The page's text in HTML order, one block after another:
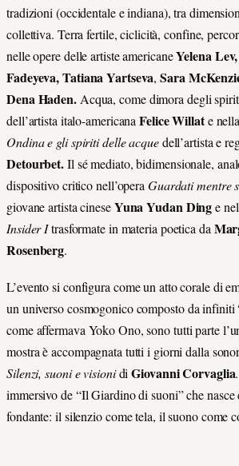
tradizioni (occidentale e indiana), tra
collettiva. Terra fertile, ciclicità, confine,
nelle opere delle artiste americaneYelena
Fadeyeva, Tatiana Yartseva,Sara
Dena Haden. Acqua, come dimora degli
dell’artista italo-americanaFelice Willate
Ondina e gli spiriti delle acquedell’artista e
Detourbet.Il sé mediato, bidimensionale,
dispositivo critico nell’opera Guardati mentre
giovane artista cineseYuna Yudan Dinge
Insider Itrasformate in materia poetica da
Rosenberg.
L’evento si configura come un atto corale di
un universo cosmogonico composto da infiniti
come affermava Yoko Ono, sono tutti parte
mostra è accompagnata tutti i giorni dalla
Silenzi, suoni e visionidiGiovanni Corvaglia
immersivo de “Il Giardino di suoni” che
fondante: il silenzio come tela, il suono come